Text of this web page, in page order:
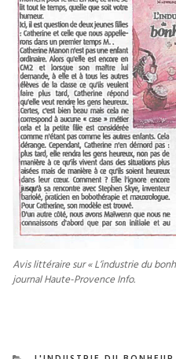
Avis littéraire sur « L’industrie du
journal Haute-Provence Info.